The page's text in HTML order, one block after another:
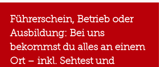
Führerschein, Betrieb oder
Ausbildung: Bei uns
bekommst du alles an einem
Ort – inkl. Sehtest und